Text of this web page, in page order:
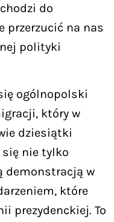
do
przerzucić na nas
polityki
ogólnopolski
który w
dziesiątki
nie tylko
demonstracją w
które
prezydenckiej. To